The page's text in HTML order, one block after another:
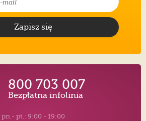
Zapisz się
800 703 007
Bezpłatna infolinia
pn.- pt.: 9:00 - 19:00